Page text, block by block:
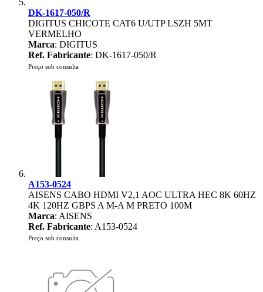
DK-1617-050/R
DIGITUS CHICOTE CAT6 U/UTP LSZH 5MT
VERMELHO
Marca: DIGITUS
Ref. Fabricante: DK-1617-050/R
Preço sob consulta
A153-0524
AISENS CABO HDMI V2,1 AOC ULTRA HEC 8K 60HZ
4K 120HZ GBPS A M-A M PRETO 100M
Marca: AISENS
Ref. Fabricante: A153-0524
Preço sob consulta